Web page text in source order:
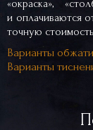
«окраска»,
и оплачиваются
точную
Варианты
Варианты